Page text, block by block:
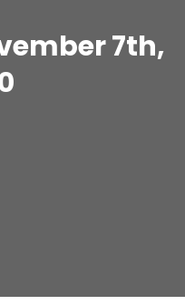
7th,